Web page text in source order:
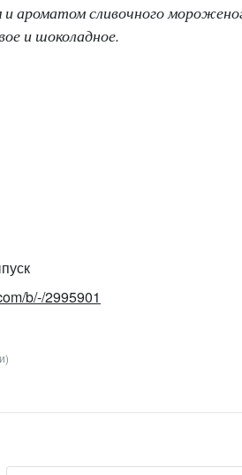
ароматом сливочного
и шоколадное.
b/-/2995901